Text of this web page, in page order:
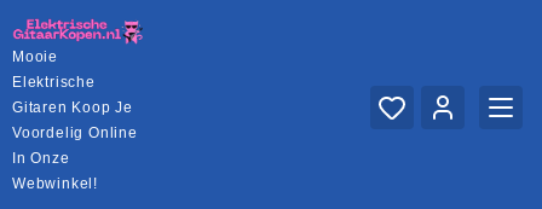
naar
de
inhoud
Mooie
Elektrische
Gitaren Koop Je
Voordelig Online
In Onze
Webwinkel!